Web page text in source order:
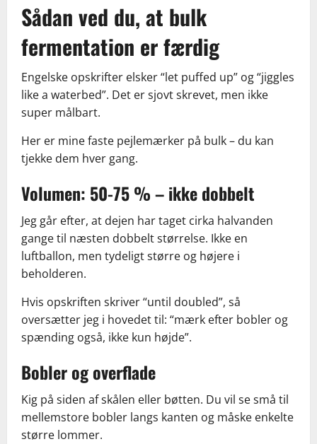
Sådan ved du, at bulk
fermentation er færdig
Engelske opskrifter elsker “let puffed up” og “jiggles
like a waterbed”. Det er sjovt skrevet, men ikke
super målbart.
Her er mine faste pejlemærker på bulk – du kan
tjekke dem hver gang.
Volumen: 50-75 % – ikke dobbelt
Jeg går efter, at dejen har taget cirka halvanden
gange til næsten dobbelt størrelse. Ikke en
luftballon, men tydeligt større og højere i
beholderen.
Hvis opskriften skriver “until doubled”, så
oversætter jeg i hovedet til: “mærk efter bobler og
spænding også, ikke kun højde”.
Bobler og overflade
Kig på siden af skålen eller bøtten. Du vil se små til
mellemstore bobler langs kanten og måske enkelte
større lommer.